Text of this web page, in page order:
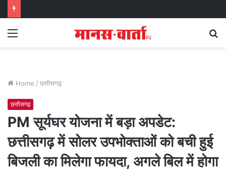
Menu
Home / छत्तीसगढ़
छत्तीसगढ़
PM सूर्यघर योजना में बड़ा अपडेट:
छत्तीसगढ़ में सोलर उपभोक्ताओं को बची हुई
बिजली का मिलेगा फायदा, अगले बिल में होगा